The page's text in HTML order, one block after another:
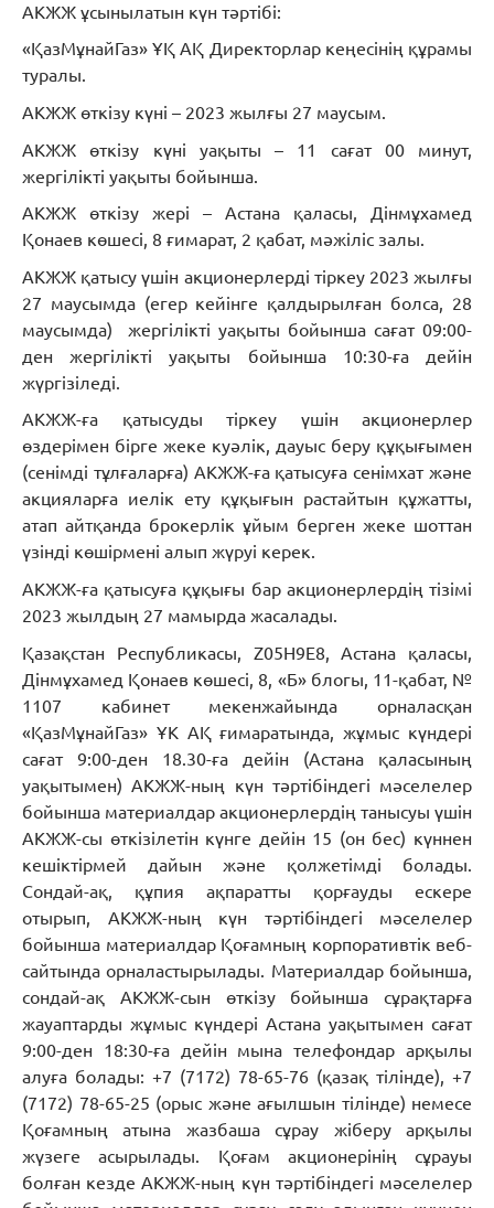
АКЖЖ ұсынылатын күн тәртібі:
«ҚазМұнайГаз» ҰҚ АҚ Директорлар кеңесінің құрамы
туралы.
АКЖЖ өткізу күні – 2023 жылғы 27 маусым.
АКЖЖ өткізу күні уақыты – 11 сағат 00 минут,
жергілікті уақыты бойынша.
АКЖЖ өткізу жері – Астана қаласы, Дінмұхамед
Қонаев көшесі, 8 ғимарат, 2 қабат, мәжіліс залы.
АКЖЖ қатысу үшін акционерлерді тіркеу 2023 жылғы
27 маусымда (егер кейінге қалдырылған болса, 28
маусымда) жергілікті уақыты бойынша сағат 09:00-
ден жергілікті уақыты бойынша 10:30-ға дейін
жүргізіледі.
АКЖЖ-ға қатысуды тіркеу үшін акционерлер
өздерімен бірге жеке куәлік, дауыс беру құқығымен
(сенімді тұлғаларға) АКЖЖ-ға қатысуға сенімхат және
акцияларға иелік ету құқығын растайтын құжатты,
атап айтқанда брокерлік ұйым берген жеке шоттан
үзінді көшірмені алып жүруі керек.
АКЖЖ-ға қатысуға құқығы бар акционерлердің тізімі
2023 жылдың 27 мамырда жасалады.
Қазақстан Республикасы, Z05H9E8, Астана қаласы,
Дінмұхамед Қонаев көшесі, 8, «Б» блогы, 11-қабат, №
1107 кабинет мекенжайында орналасқан
«ҚазМұнайГаз» ҰК АҚ ғимаратында, жұмыс күндері
сағат 9:00-ден 18.30-ға дейін (Астана қаласының
уақытымен) АКЖЖ-ның күн тәртібіндегі мәселелер
бойынша материалдар акционерлердің танысуы үшін
АКЖЖ-сы өткізілетін күнге дейін 15 (он бес) күннен
кешіктірмей дайын және қолжетімді болады.
Сондай-ақ, құпия ақпаратты қорғауды ескере
отырып, АКЖЖ-ның күн тәртібіндегі мәселелер
бойынша материалдар Қоғамның корпоративтік веб-
сайтында орналастырылады. Материалдар бойынша,
сондай-ақ АКЖЖ-сын өткізу бойынша сұрақтарға
жауаптарды жұмыс күндері Астана уақытымен сағат
9:00-ден 18:30-ға дейін мына телефондар арқылы
алуға болады: +7 (7172) 78-65-76 (қазақ тілінде), +7
(7172) 78-65-25 (орыс және ағылшын тілінде) немесе
Қоғамның атына жазбаша сұрау жіберу арқылы
жүзеге асырылады. Қоғам акционерінің сұрауы
болған кезде АКЖЖ-ның күн тәртібіндегі мәселелер